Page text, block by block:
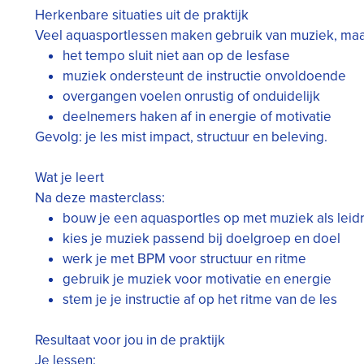
Herkenbare situaties uit de praktijk
Veel aquasportlessen maken gebruik van muziek,
het tempo sluit niet aan op de lesfase
muziek ondersteunt de instructie onvoldoende
overgangen voelen onrustig of onduidelijk
deelnemers haken af in energie of motivatie
Gevolg: je les mist impact, structuur en beleving.
Wat je leert
Na deze masterclass:
bouw je een aquasportles op met muziek als
kies je muziek passend bij doelgroep en doel
werk je met BPM voor structuur en ritme
gebruik je muziek voor motivatie en energie
stem je je instructie af op het ritme van de les
Resultaat voor jou in de praktijk
Je lessen: